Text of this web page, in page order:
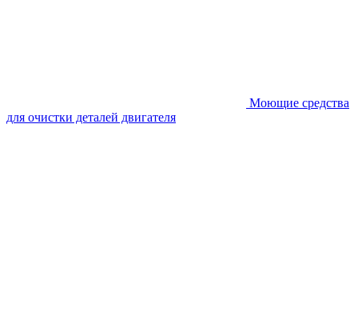
Моющие средства
для очистки деталей двигателя